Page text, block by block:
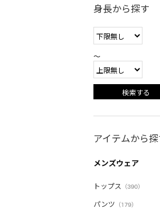
身長から探す
〜
アイテムから
メンズウェア
トップス （390）
パンツ （179）